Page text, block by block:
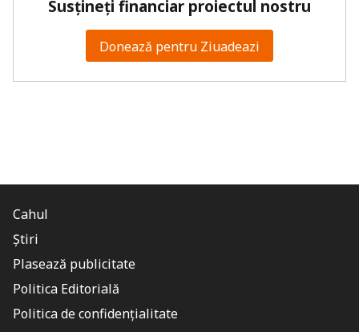
Susțineți financiar proiectul nostru
Donează pentru Ziuadeazi
Cahul
Știri
Plasează publicitate
Politica Editorială
Politica de confidențialitate